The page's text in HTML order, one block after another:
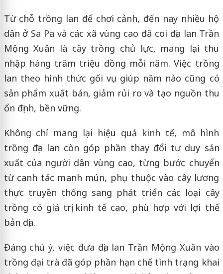
Từ chỗ trồng lan để chơi cảnh, đến nay nhiều hộ
dân ở Sa Pa và các xã vùng cao đã coi địa lan Trần
Mộng Xuân là cây trồng chủ lực, mang lại thu
nhập hàng trăm triệu đồng mỗi năm. Việc trồng
lan theo hình thức gối vụ giúp năm nào cũng có
sản phẩm xuất bán, giảm rủi ro và tạo nguồn thu
ổn định, bền vững.
Không chỉ mang lại hiệu quả kinh tế, mô hình
trồng địa lan còn góp phần thay đổi tư duy sản
xuất của người dân vùng cao, từng bước chuyển
từ canh tác manh mún, phụ thuộc vào cây lương
thực truyền thống sang phát triển các loại cây
trồng có giá trị kinh tế cao, phù hợp với lợi thế
bản địa.
Đáng chú ý, việc đưa địa lan Trần Mộng Xuân vào
trồng đại trà đã góp phần hạn chế tình trạng khai